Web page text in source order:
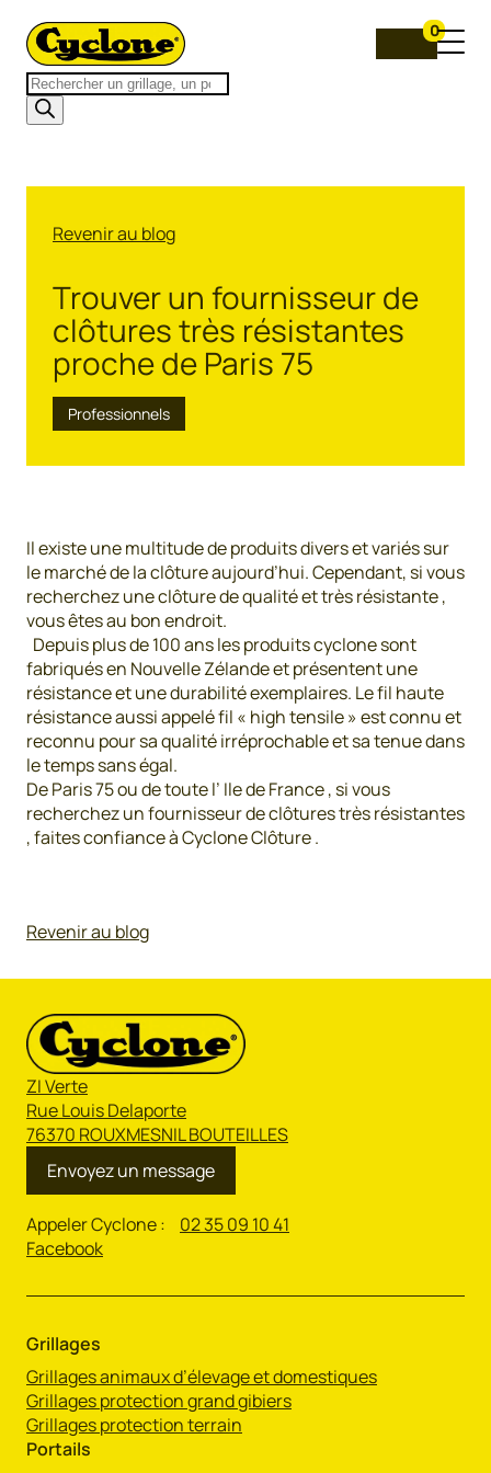
Recherche
de
produits
0
Revenir au blog
Trouver un fournisseur de
clôtures très résistantes
proche de Paris 75
Professionnels
Il existe une multitude de produits divers et variés sur
le marché de la clôture aujourd’hui. Cependant, si vous
recherchez une clôture de qualité et très résistante ,
vous êtes au bon endroit.
Depuis plus de 100 ans les produits cyclone sont
fabriqués en Nouvelle Zélande et présentent une
résistance et une durabilité exemplaires. Le fil haute
résistance aussi appelé fil « high tensile » est connu et
reconnu pour sa qualité irréprochable et sa tenue dans
le temps sans égal.
De Paris 75 ou de toute l’ Ile de France , si vous
recherchez un fournisseur de clôtures très résistantes
, faites confiance à Cyclone Clôture .
Revenir au blog
ZI Verte
Rue Louis Delaporte
76370 ROUXMESNIL BOUTEILLES
Envoyez un message
Appeler Cyclone : 02 35 09 10 41
Facebook
Grillages
Grillages animaux d’élevage et domestiques
Grillages protection grand gibiers
Grillages protection terrain
Portails